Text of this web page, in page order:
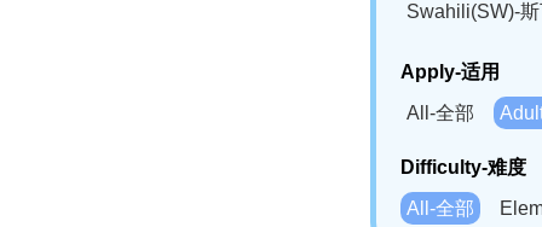
Swahili(SW)-
Apply-适用
All-全部
Difficulty-难度
All-全部